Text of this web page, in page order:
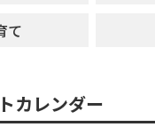
て
カレンダー